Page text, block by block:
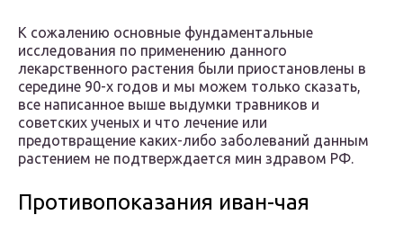
К сожалению основные фундаментальные
исследования по применению данного
лекарственного растения были приостановлены в
середине 90-х годов и мы можем только сказать,
все написанное выше выдумки травников и
советских ученых и что лечение или
предотвращение каких-либо заболеваний данным
растением не подтверждается мин здравом РФ.
Противопоказания иван-чая